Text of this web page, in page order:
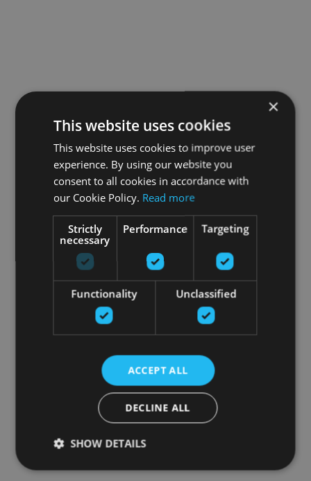
×
This website uses cookies
This website uses cookies to improve user
experience. By using our website you
consent to all cookies in accordance with
our Cookie Policy. Read more
Strictly
necessary
Performance Targeting
Functionality Unclassified
ACCEPT ALL
DECLINE ALL
SHOW DETAILS